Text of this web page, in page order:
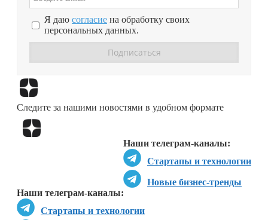
Я даю согласие на обработку своих
персональных данных.
Следите за нашими новостями в удобном формате
Наши телеграм-каналы:
Стартапы и технологии
Новые бизнес-тренды
Наши телеграм-каналы:
Стартапы и технологии